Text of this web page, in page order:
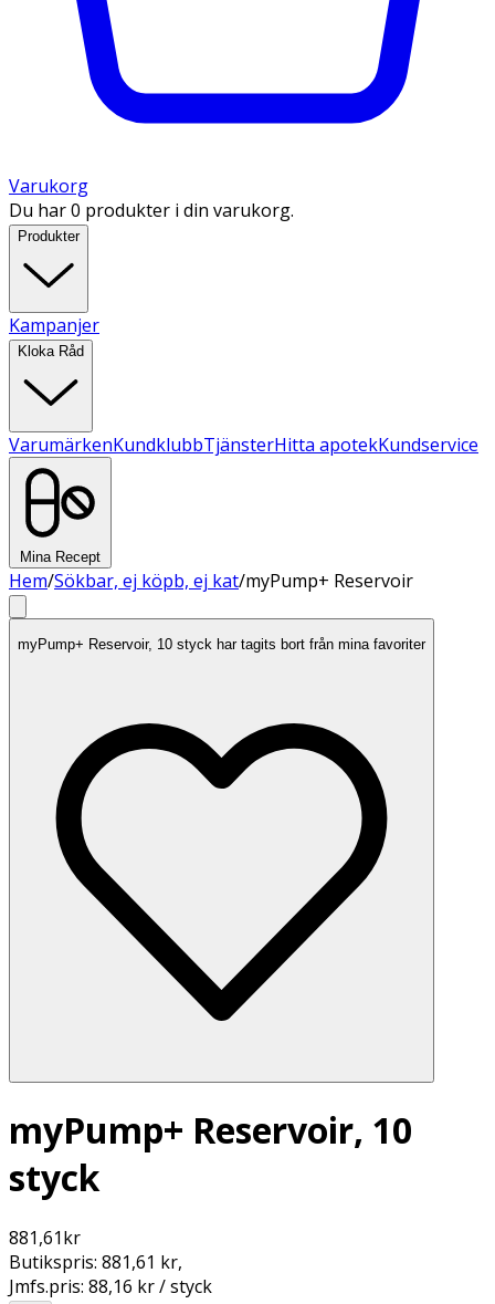
Varukorg
Du har 0 produkter i din varukorg.
Produkter
Kampanjer
Kloka Råd
VarumärkenKundklubbTjänsterHitta apotekKundservice
Mina Recept
Hem/Sökbar, ej köpb, ej kat/myPump+ Reservoir
myPump+ Reservoir, 10 styck har tagits bort från mina favoriter
myPump+ Reservoir, 10
styck
881,61kr
Butikspris: 881,61 kr,
Jmfs.pris: 88,16 kr / styck